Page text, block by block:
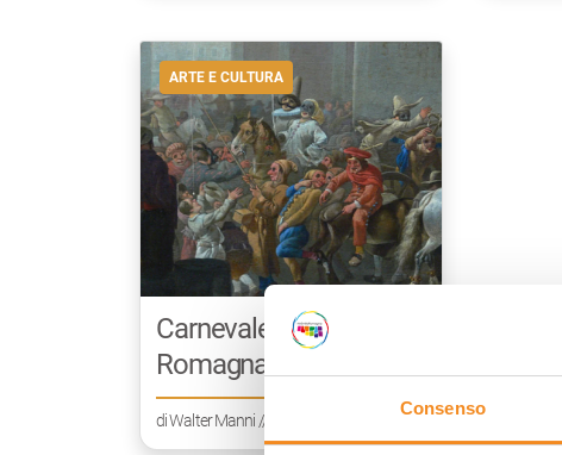
Consenso
ARTE E CULTURA
Carnevale in Emilia
Romagna | Viaggio tra
le maschere
tradizionali
diWalter Manni/// Febbraio 5, 2015